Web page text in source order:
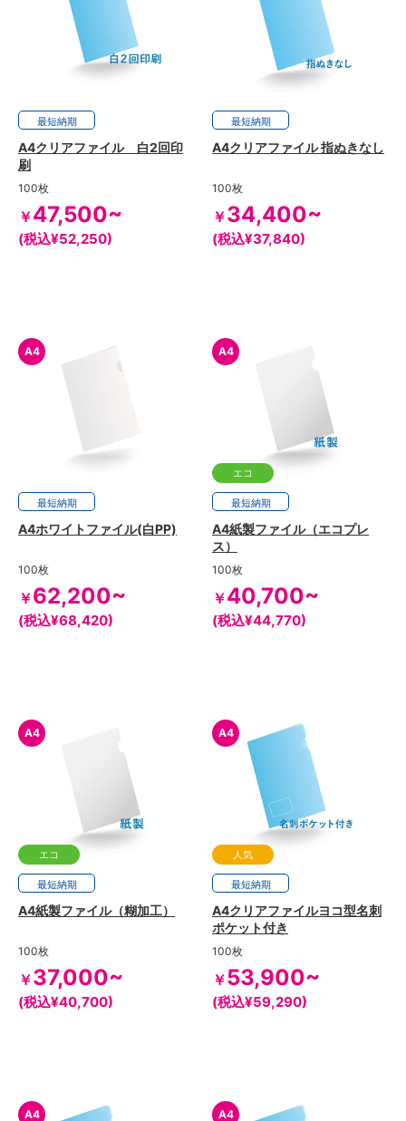
最短8日納期
A4クリアファイル 白2回印
刷
100枚
￥47,500~
(税込¥52,250)
最短8日納期
A4クリアファイル 指ぬきなし
100枚
￥34,400~
(税込¥37,840)
A4
最短10日納期
A4ホワイトファイル(白PP)
100枚
￥62,200~
(税込¥68,420)
A4
エコ
最短7日納期
A4紙製ファイル（エコプレ
ス）
100枚
￥40,700~
(税込¥44,770)
A4
エコ
最短7日納期
A4紙製ファイル（糊加工）
100枚
￥37,000~
(税込¥40,700)
A4
人気
最短8日納期
A4クリアファイルヨコ型名刺
ポケット付き
100枚
￥53,900~
(税込¥59,290)
A4 A4